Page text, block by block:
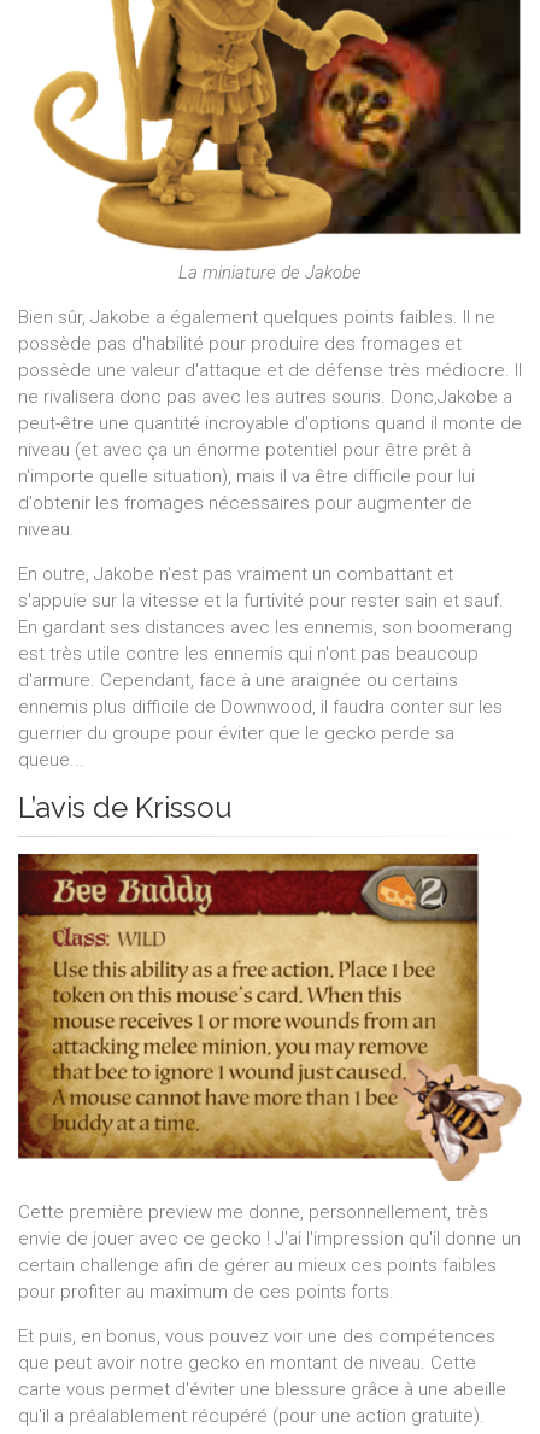
La miniature de Jakobe
Bien sûr, Jakobe a également quelques points faibles. Il ne
possède pas d'habilité pour produire des fromages et
possède une valeur d'attaque et de défense très médiocre. Il
ne rivalisera donc pas avec les autres souris. Donc,Jakobe a
peut-être une quantité incroyable d'options quand il monte de
niveau (et avec ça un énorme potentiel pour être prêt à
n'importe quelle situation), mais il va être difficile pour lui
d'obtenir les fromages nécessaires pour augmenter de
niveau.
En outre, Jakobe n'est pas vraiment un combattant et
s'appuie sur la vitesse et la furtivité pour rester sain et sauf.
En gardant ses distances avec les ennemis, son boomerang
est très utile contre les ennemis qui n'ont pas beaucoup
d'armure. Cependant, face à une araignée ou certains
ennemis plus difficile de Downwood, il faudra conter sur les
guerrier du groupe pour éviter que le gecko perde sa
queue...
L’avis de Krissou
Cette première preview me donne, personnellement, très
envie de jouer avec ce gecko ! J'ai l'impression qu'il donne un
certain challenge afin de gérer au mieux ces points faibles
pour profiter au maximum de ces points forts.
Et puis, en bonus, vous pouvez voir une des compétences
que peut avoir notre gecko en montant de niveau. Cette
carte vous permet d'éviter une blessure grâce à une abeille
qu'il a préalablement récupéré (pour une action gratuite).